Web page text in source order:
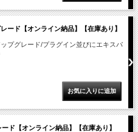
ド【オンライン納品】【在庫あり】
プグレード/プラグイン並びにエキスパ
ド【オンライン納品】【在庫あり】